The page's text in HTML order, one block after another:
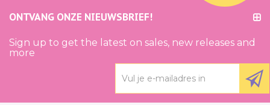
ONTVANG ONZE NIEUWSBRIEF!
Sign up to get the latest on sales, new releases and
more